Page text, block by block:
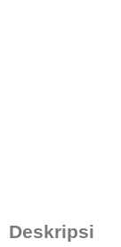
Deskripsi